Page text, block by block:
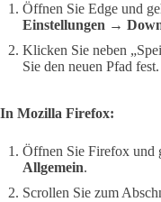
Öffnen Sie Edge und
Einstellungen →
Klicken Sie neben
Sie den neuen Pfad fest.
In Mozilla Firefox:
Öffnen Sie Firefox und
Allgemein.
Scrollen Sie zum